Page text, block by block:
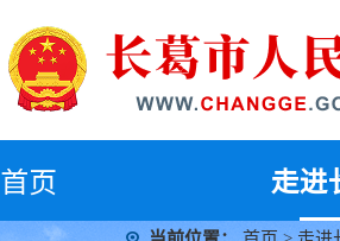
首页 走进